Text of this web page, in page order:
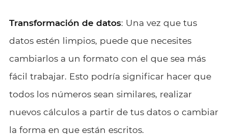
Transformación de datos: Una vez que tus
datos estén limpios, puede que necesites
cambiarlos a un formato con el que sea más
fácil trabajar. Esto podría significar hacer que
todos los números sean similares, realizar
nuevos cálculos a partir de tus datos o cambiar
la forma en que están escritos.